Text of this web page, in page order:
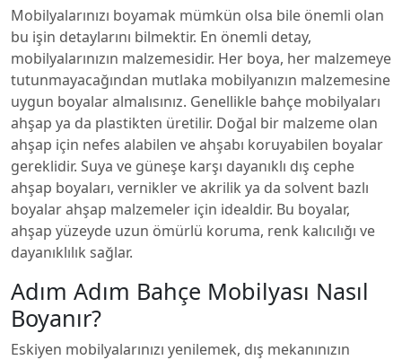
Mobilyalarınızı boyamak mümkün olsa bile önemli olan
bu işin detaylarını bilmektir. En önemli detay,
mobilyalarınızın malzemesidir. Her boya, her malzemeye
tutunmayacağından mutlaka mobilyanızın malzemesine
uygun boyalar almalısınız. Genellikle bahçe mobilyaları
ahşap ya da plastikten üretilir. Doğal bir malzeme olan
ahşap için nefes alabilen ve ahşabı koruyabilen boyalar
gereklidir. Suya ve güneşe karşı dayanıklı dış cephe
ahşap boyaları, vernikler ve akrilik ya da solvent bazlı
boyalar ahşap malzemeler için idealdir. Bu boyalar,
ahşap yüzeyde uzun ömürlü koruma, renk kalıcılığı ve
dayanıklılık sağlar.
Adım Adım Bahçe Mobilyası Nasıl
Boyanır?
Eskiyen mobilyalarınızı yenilemek, dış mekanınızın